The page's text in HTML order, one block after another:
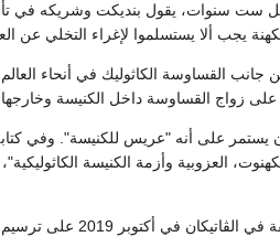
ست سنوات، يقول بنديكت وشريكه في
يجب ألا يستسلموا لإغراء التخلي عن
القساوسة الكاثوليك في أنحاء
زواج القساوسة داخل الكنيسة
يستمر على أنه "عريس للكنيسة". وفي
الكهنوت، العزوبية وأزمة الكنيسة
وتأتي كتابات بنديكت بعد أن وافق مجمع